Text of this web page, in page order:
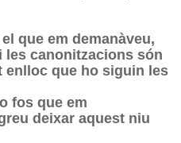
que em demanàveu,
canonitzacions són
enlloc que ho siguin les
fos que em
deixar aquest niu